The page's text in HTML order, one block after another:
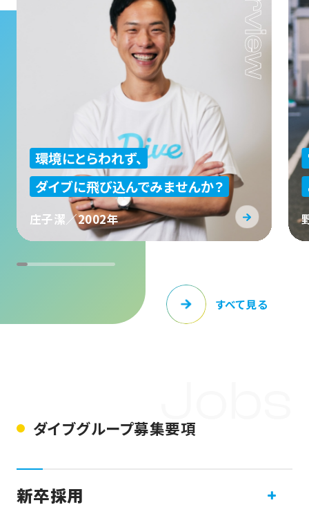
環境にとらわれず、
ダイブに飛び込んでみませんか？
庄子潔／2002年
すべて見る
ダイブグループ募集要項
新卒採用